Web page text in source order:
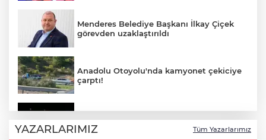
Menderes Belediye Başkanı İlkay Çiçek
görevden uzaklaştırıldı
Anadolu Otoyolu'nda kamyonet çekiciye
çarptı!
Ganita Akşamları’nda büyük coşku
YAZARLARIMIZ Tüm Yazarlarımız